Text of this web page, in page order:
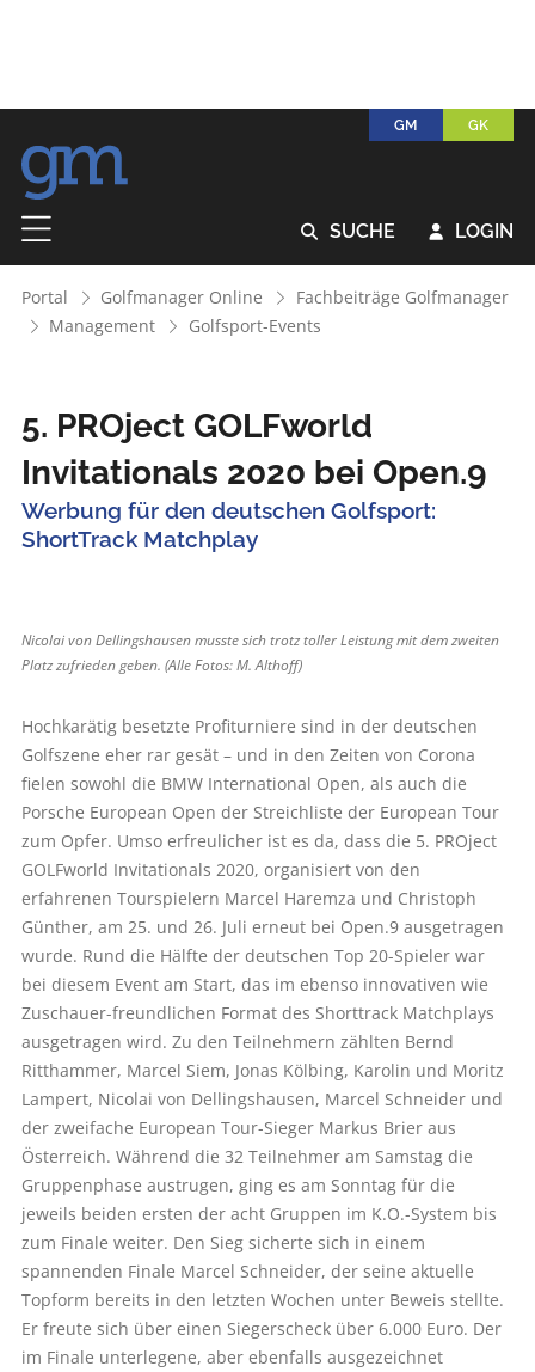
GM GK
 SUCHE  LOGIN
Portal Golfmanager Online
Fachbeiträge Golfmanager
Management
Golfsport-Events
5. PROject GOLFworld
Invitationals 2020 bei Open.9
Werbung für den deutschen Golfsport:
ShortTrack Matchplay
Nicolai von Dellingshausen musste sich trotz toller Leistung mit dem zweiten
Platz zufrieden geben. (Alle Fotos: M. Althoff)
Hochkarätig besetzte Profiturniere sind in der deutschen
Golfszene eher rar gesät – und in den Zeiten von Corona
fielen sowohl die BMW International Open, als auch die
Porsche European Open der Streichliste der European Tour
zum Opfer. Umso erfreulicher ist es da, dass die 5. PROject
GOLFworld Invitationals 2020, organisiert von den
erfahrenen Tourspielern Marcel Haremza und Christoph
Günther, am 25. und 26. Juli erneut bei Open.9 ausgetragen
wurde. Rund die Hälfte der deutschen Top 20-Spieler war
bei diesem Event am Start, das im ebenso innovativen wie
Zuschauer-freundlichen Format des Shorttrack Matchplays
ausgetragen wird. Zu den Teilnehmern zählten Bernd
Ritthammer, Marcel Siem, Jonas Kölbing, Karolin und Moritz
Lampert, Nicolai von Dellingshausen, Marcel Schneider und
der zweifache European Tour-Sieger Markus Brier aus
Österreich. Während die 32 Teilnehmer am Samstag die
Gruppenphase austrugen, ging es am Sonntag für die
jeweils beiden ersten der acht Gruppen im K.O.-System bis
zum Finale weiter. Den Sieg sicherte sich in einem
spannenden Finale Marcel Schneider, der seine aktuelle
Topform bereits in den letzten Wochen unter Beweis stellte.
Er freute sich über einen Siegerscheck über 6.000 Euro. Der
im Finale unterlegene, aber ebenfalls ausgezeichnet